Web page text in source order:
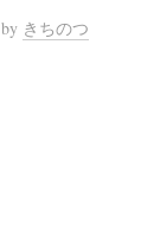
by きちのつ